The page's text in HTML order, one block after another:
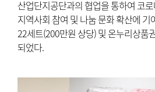
산업단지공단과의 협업을 통하여 코
지역사회 참여 및 나눔 문화 확산에
22세트(200만원 상당) 및 온누리상품
되었다.